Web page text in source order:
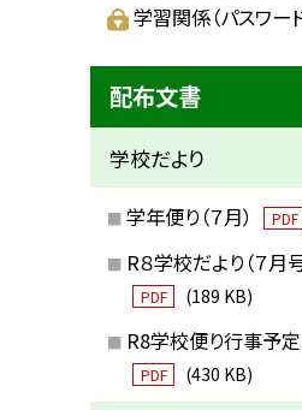
学習関係（パスワー
配布文書
学校だより
学年便り（７月） PDF
R８学校だより（７月
PDF (189 KB)
R8学校便り行事予定
PDF (430 KB)